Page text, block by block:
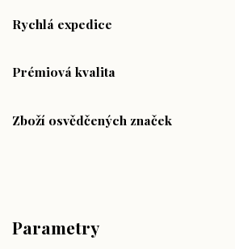
Rychlá expedice
Prémiová kvalita
Zboží osvědčených značek
Parametry